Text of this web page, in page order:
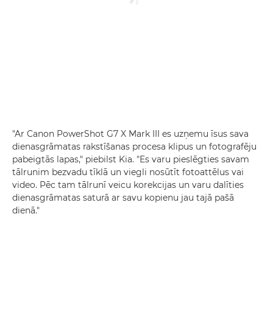
"Ar Canon PowerShot G7 X Mark III es uzņemu īsus sava
dienasgrāmatas rakstīšanas procesa klipus un fotografēju
pabeigtās lapas," piebilst Kia. "Es varu pieslēgties savam
tālrunim bezvadu tīklā un viegli nosūtīt fotoattēlus vai
video. Pēc tam tālrunī veicu korekcijas un varu dalīties
dienasgrāmatas saturā ar savu kopienu jau tajā pašā
dienā."